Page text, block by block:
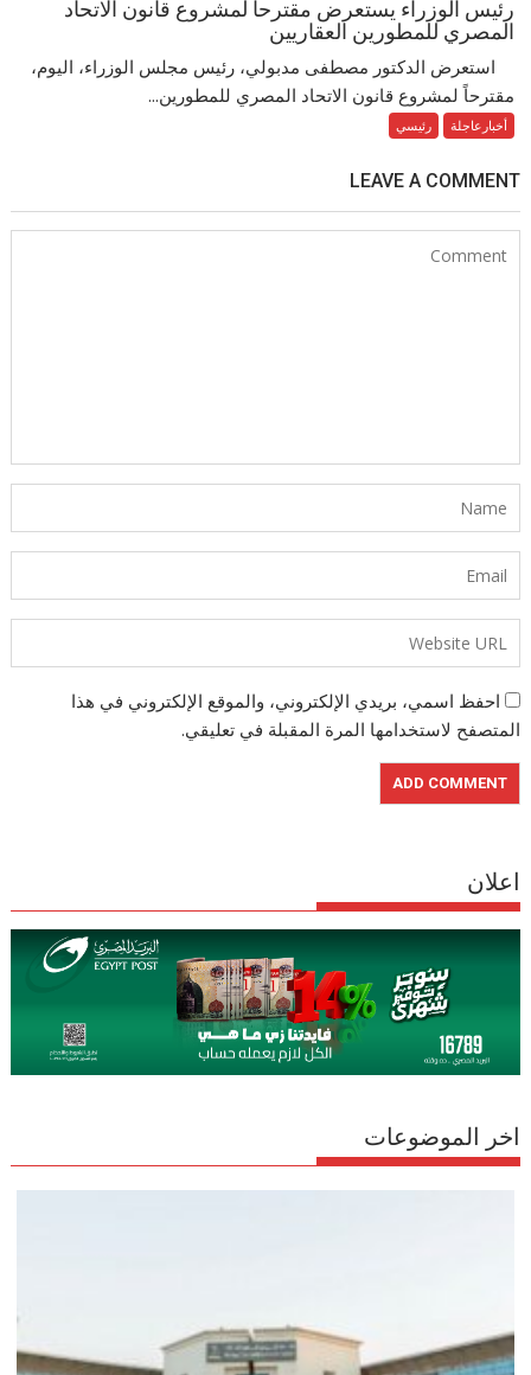
رئيس الوزراء يستعرض مقترحاً لمشروع قانون الاتحاد
المصري للمطورين العقاريين
استعرض الدكتور مصطفى مدبولي، رئيس مجلس الوزراء، اليوم،
مقترحاً لمشروع قانون الاتحاد المصري للمطورين...
أخبارعاجلة رئيسي
LEAVE A COMMENT
احفظ اسمي، بريدي الإلكتروني، والموقع الإلكتروني في هذا
المتصفح لاستخدامها المرة المقبلة في تعليقي.
اعلان
اخر الموضوعات